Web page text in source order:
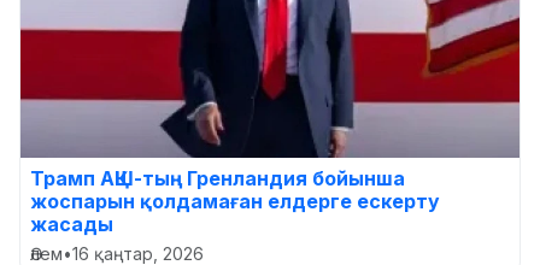
Трамп АҚШ-тың Гренландия бойынша
жоспарын қолдамаған елдерге ескерту
жасады
Әлем•16 қаңтар, 2026